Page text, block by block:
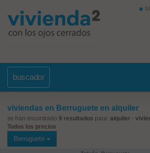
buscador
viviendas en Berruguete en alquiler
se han encontrado 9 resultados para: alquiler -
Todos los precios
Berruguete